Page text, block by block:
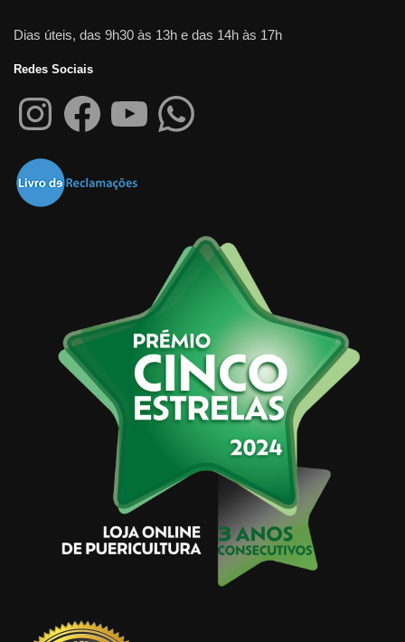
Dias úteis, das 9h30 às 13h e das 14h às 17h
Redes Sociais